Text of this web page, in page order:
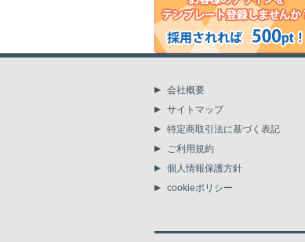
会社概要
サイトマップ
特定商取引法に基づく表記
ご利用規約
個人情報保護方針
cookieポリシー